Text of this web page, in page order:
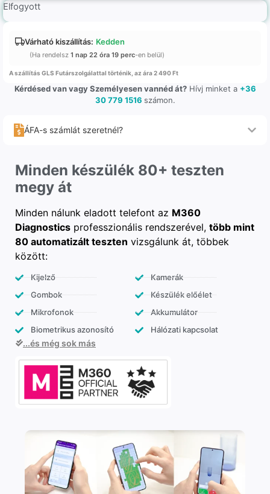
Elfogyott
Várható kiszállítás: Kedden
(Ha rendelsz 1 nap 22 óra 19 perc-en belül)
A szállítás GLS Futárszolgálattal történik, az ára 2 490 Ft
Kérdésed van vagy Személyesen vannéd át?Hívj minket a +36
30 779 1516 számon.
ÁFA-s számlát szeretnél?
Minden készülék 80+ teszten
megy át
Minden nálunk eladott telefont az M360
Diagnostics professzionális rendszerével, több mint
80 automatizált teszten vizsgálunk át, többek
között:
Kijelző
Gombok
Mikrofonok
Biometrikus azonosító
Kamerák
Készülék előélet
Akkumulátor
Hálózati kapcsolat
...és még sok más